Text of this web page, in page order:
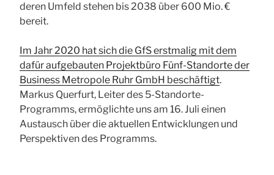
deren Umfeld stehen bis 2038 über 600 Mio. €
bereit.
Im Jahr 2020 hat sich die GfS erstmalig mit dem
dafür aufgebauten Projektbüro Fünf-Standorte der
Business Metropole Ruhr GmbH beschäftigt.
Markus Querfurt, Leiter des 5-Standorte-
Programms, ermöglichte uns am 16. Juli einen
Austausch über die aktuellen Entwicklungen und
Perspektiven des Programms.